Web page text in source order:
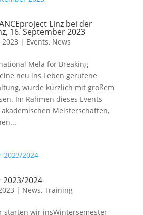
Linz bei der
16. September 2023
2023 | Events, News
Mela for Breaking
neu ins Leben gerufene
wurde kürzlich mit großem
Im Rahmen dieses Events
Meisterschaften,
2024
| News, Training
starten wir insWintersemester